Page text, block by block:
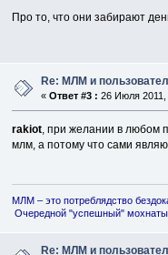
Про то, что они забирают
Re: МЛМ и
«Ответ #3 : 26 Июля 2011,
rakiot, при желании в любом
млм, а потому что сами
МЛМ – это потреблядство
Очередной "успешный"
Re: МЛМ и